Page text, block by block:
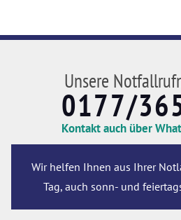
Unsere
0177/
Kontakt auch über
Wir helfen Ihnen aus Ihrer
Tag, auch sonn- und